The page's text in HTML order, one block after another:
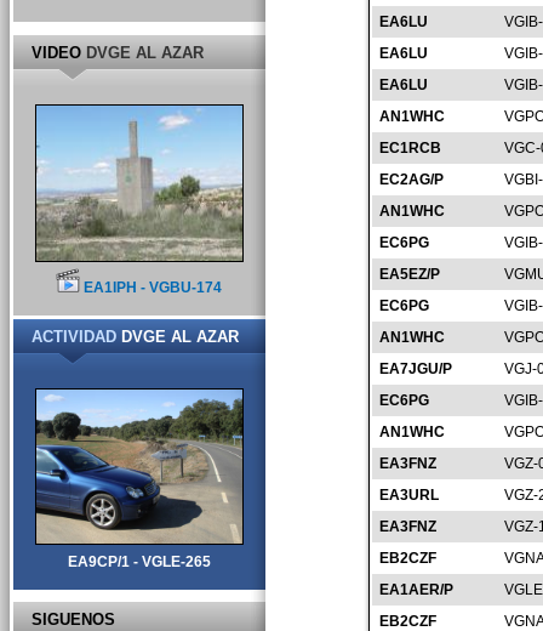
EA6LU
EA6LU
EA6LU
AN1WHC
EC1RCB
EC2AG/P
AN1WHC
EC6PG
EA5EZ/P
EC6PG
AN1WHC
EA7JGU/P
VGJ-
EC6PG
AN1WHC
EA3FNZ
VGZ-
EA3URL
VGZ-
EA3FNZ
VGZ-
EB2CZF
EA1AER/P
EB2CZF
VIDEODVGE AL AZAR
EA1IPH - VGBU-174
ACTIVIDADDVGE AL AZAR
EA9CP/1 - VGLE-265
SIGUENOS